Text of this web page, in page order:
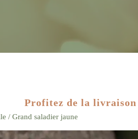
Profitez de la
/ Grand saladier jaune